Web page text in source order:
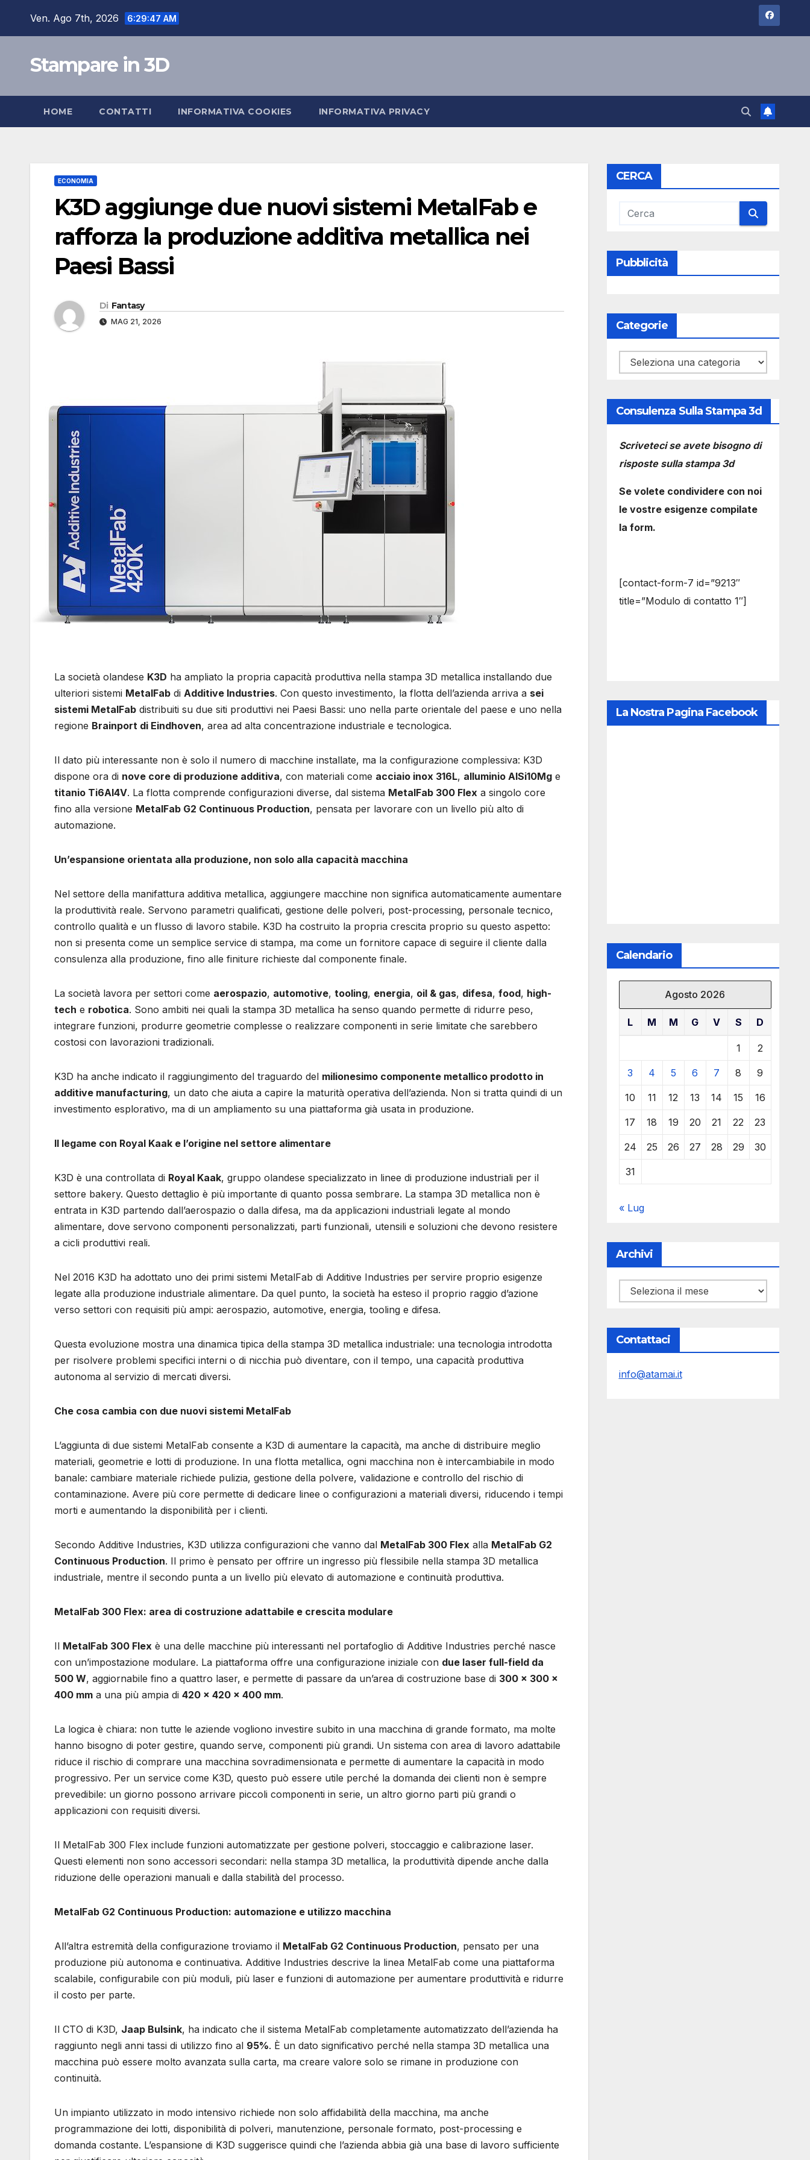
Ven. Ago 7th, 2026 6:29:48 AM
Stampare in 3D
HOME CONTATTI INFORMATIVA COOKIES INFORMATIVA PRIVACY
ECONOMIA
K3D aggiunge due nuovi sistemi MetalFab e
rafforza la produzione additiva metallica nei
Paesi Bassi
Di Fantasy
MAG 21, 2026
La società olandese K3D ha ampliato la propria capacità produttiva nella stampa 3D metallica installando due
ulteriori sistemi MetalFab di Additive Industries. Con questo investimento, la flotta dell’azienda arriva a sei
sistemi MetalFab distribuiti su due siti produttivi nei Paesi Bassi: uno nella parte orientale del paese e uno nella
regione Brainport di Eindhoven, area ad alta concentrazione industriale e tecnologica.
Il dato più interessante non è solo il numero di macchine installate, ma la configurazione complessiva: K3D
dispone ora di nove core di produzione additiva, con materiali come acciaio inox 316L, alluminio AlSi10Mg e
titanio Ti6Al4V. La flotta comprende configurazioni diverse, dal sistema MetalFab 300 Flex a singolo core
fino alla versione MetalFab G2 Continuous Production, pensata per lavorare con un livello più alto di
automazione.
Un’espansione orientata alla produzione, non solo alla capacità macchina
Nel settore della manifattura additiva metallica, aggiungere macchine non significa automaticamente aumentare
la produttività reale. Servono parametri qualificati, gestione delle polveri, post-processing, personale tecnico,
controllo qualità e un flusso di lavoro stabile. K3D ha costruito la propria crescita proprio su questo aspetto:
non si presenta come un semplice service di stampa, ma come un fornitore capace di seguire il cliente dalla
consulenza alla produzione, fino alle finiture richieste dal componente finale.
La società lavora per settori come aerospazio, automotive, tooling, energia, oil & gas, difesa, food, high-
tech e robotica. Sono ambiti nei quali la stampa 3D metallica ha senso quando permette di ridurre peso,
integrare funzioni, produrre geometrie complesse o realizzare componenti in serie limitate che sarebbero
costosi con lavorazioni tradizionali.
K3D ha anche indicato il raggiungimento del traguardo del milionesimo componente metallico prodotto in
additive manufacturing, un dato che aiuta a capire la maturità operativa dell’azienda. Non si tratta quindi di un
investimento esplorativo, ma di un ampliamento su una piattaforma già usata in produzione.
Il legame con Royal Kaak e l’origine nel settore alimentare
K3D è una controllata di Royal Kaak, gruppo olandese specializzato in linee di produzione industriali per il
settore bakery. Questo dettaglio è più importante di quanto possa sembrare. La stampa 3D metallica non è
entrata in K3D partendo dall’aerospazio o dalla difesa, ma da applicazioni industriali legate al mondo
alimentare, dove servono componenti personalizzati, parti funzionali, utensili e soluzioni che devono resistere
a cicli produttivi reali.
Nel 2016 K3D ha adottato uno dei primi sistemi MetalFab di Additive Industries per servire proprio esigenze
legate alla produzione industriale alimentare. Da quel punto, la società ha esteso il proprio raggio d’azione
verso settori con requisiti più ampi: aerospazio, automotive, energia, tooling e difesa.
Questa evoluzione mostra una dinamica tipica della stampa 3D metallica industriale: una tecnologia introdotta
per risolvere problemi specifici interni o di nicchia può diventare, con il tempo, una capacità produttiva
autonoma al servizio di mercati diversi.
Che cosa cambia con due nuovi sistemi MetalFab
L’aggiunta di due sistemi MetalFab consente a K3D di aumentare la capacità, ma anche di distribuire meglio
materiali, geometrie e lotti di produzione. In una flotta metallica, ogni macchina non è intercambiabile in modo
banale: cambiare materiale richiede pulizia, gestione della polvere, validazione e controllo del rischio di
contaminazione. Avere più core permette di dedicare linee o configurazioni a materiali diversi, riducendo i tempi
morti e aumentando la disponibilità per i clienti.
Secondo Additive Industries, K3D utilizza configurazioni che vanno dal MetalFab 300 Flex alla MetalFab G2
Continuous Production. Il primo è pensato per offrire un ingresso più flessibile nella stampa 3D metallica
industriale, mentre il secondo punta a un livello più elevato di automazione e continuità produttiva.
MetalFab 300 Flex: area di costruzione adattabile e crescita modulare
Il MetalFab 300 Flex è una delle macchine più interessanti nel portafoglio di Additive Industries perché nasce
con un’impostazione modulare. La piattaforma offre una configurazione iniziale con due laser full-field da
500 W, aggiornabile fino a quattro laser, e permette di passare da un’area di costruzione base di 300 × 300 ×
400 mm a una più ampia di 420 × 420 × 400 mm.
La logica è chiara: non tutte le aziende vogliono investire subito in una macchina di grande formato, ma molte
hanno bisogno di poter gestire, quando serve, componenti più grandi. Un sistema con area di lavoro adattabile
riduce il rischio di comprare una macchina sovradimensionata e permette di aumentare la capacità in modo
progressivo. Per un service come K3D, questo può essere utile perché la domanda dei clienti non è sempre
prevedibile: un giorno possono arrivare piccoli componenti in serie, un altro giorno parti più grandi o
applicazioni con requisiti diversi.
Il MetalFab 300 Flex include funzioni automatizzate per gestione polveri, stoccaggio e calibrazione laser.
Questi elementi non sono accessori secondari: nella stampa 3D metallica, la produttività dipende anche dalla
riduzione delle operazioni manuali e dalla stabilità del processo.
MetalFab G2 Continuous Production: automazione e utilizzo macchina
All’altra estremità della configurazione troviamo il MetalFab G2 Continuous Production, pensato per una
produzione più autonoma e continuativa. Additive Industries descrive la linea MetalFab come una piattaforma
scalabile, configurabile con più moduli, più laser e funzioni di automazione per aumentare produttività e ridurre
il costo per parte.
Il CTO di K3D, Jaap Bulsink, ha indicato che il sistema MetalFab completamente automatizzato dell’azienda ha
raggiunto negli anni tassi di utilizzo fino al 95%. È un dato significativo perché nella stampa 3D metallica una
macchina può essere molto avanzata sulla carta, ma creare valore solo se rimane in produzione con
continuità.
Un impianto utilizzato in modo intensivo richiede non solo affidabilità della macchina, ma anche
programmazione dei lotti, disponibilità di polveri, manutenzione, personale formato, post-processing e
domanda costante. L’espansione di K3D suggerisce quindi che l’azienda abbia già una base di lavoro sufficiente
CERCA
Pubblicità
Categorie
Categorie
Consulenza Sulla Stampa 3d
Scriveteci se avete bisogno di
risposte sulla stampa 3d
Se volete condividere con noi
le vostre esigenze compilate
la form.
[contact-form-7 id=”9213″
title=”Modulo di contatto 1″]
La Nostra Pagina Facebook
Calendario
Agosto 2026
L M M G V S D
1 2
3 4 5 6 7 8 9
10 11 12 13 14 15 16
17 18 19 20 21 22 23
24 25 26 27 28 29 30
31
« Lug
Archivi
Archivi
Contattaci
info@atamai.it